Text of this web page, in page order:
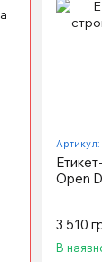
Open
3 510
В